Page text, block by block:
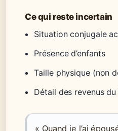
Ce qui reste incertain
Situation conjugale
Présence d’enfants
Taille physique (non
Détail des revenus
« Quand je l’ai